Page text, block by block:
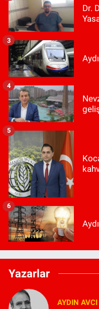
Dr.
3
4
5
6
Yazarlar
AYDIN AVCI